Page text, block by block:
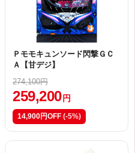
Ｐモモキュンソード閃撃ＧＣ
Ａ【甘デジ】
274,100円
259,200円
14,900円OFF (-5%)